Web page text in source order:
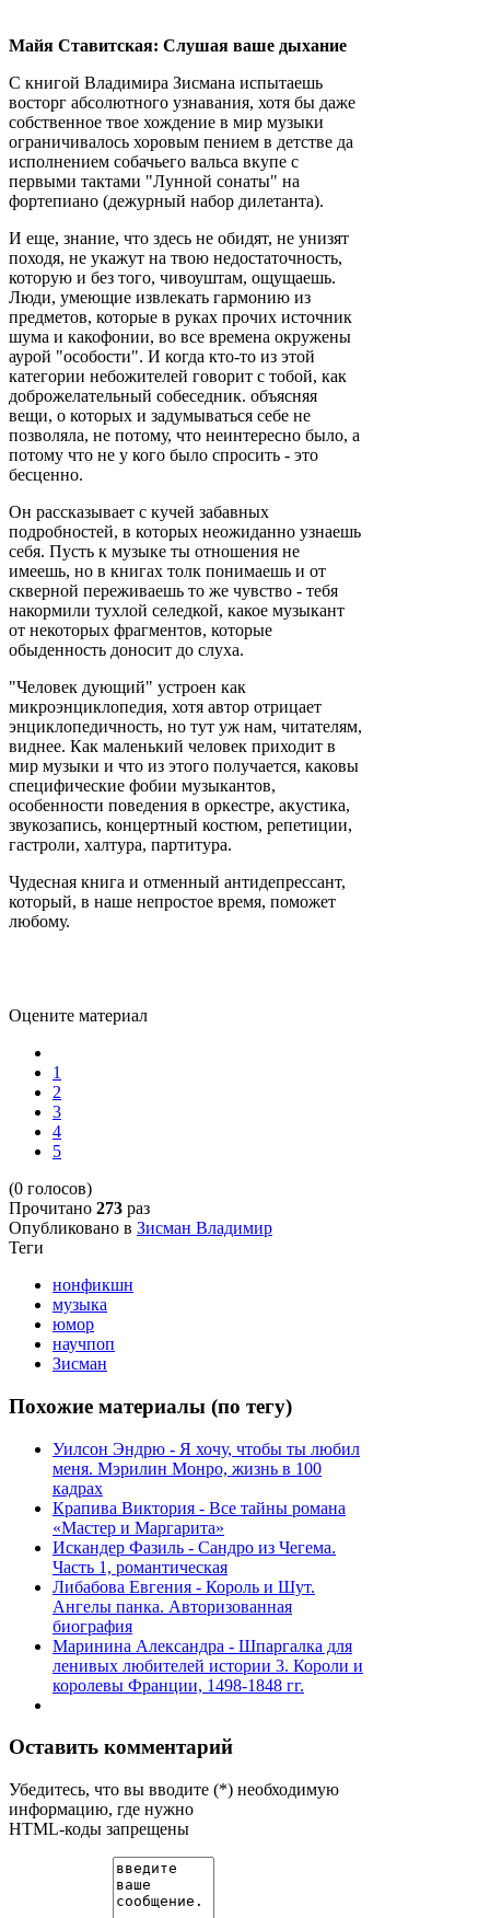
Майя Ставитская: Слушая ваше дыхание
С книгой Владимира Зисмана испытаешь
восторг абсолютного узнавания, хотя бы даже
собственное твое хождение в мир музыки
ограничивалось хоровым пением в детстве да
исполнением собачьего вальса вкупе с
первыми тактами "Лунной сонаты" на
фортепиано (дежурный набор дилетанта).
И еще, знание, что здесь не обидят, не унизят
походя, не укажут на твою недостаточность,
которую и без того, чивоуштам, ощущаешь.
Люди, умеющие извлекать гармонию из
предметов, которые в руках прочих источник
шума и какофонии, во все времена окружены
аурой "особости". И когда кто-то из этой
категории небожителей говорит с тобой, как
доброжелательный собеседник. объясняя
вещи, о которых и задумываться себе не
позволяла, не потому, что неинтересно было, а
потому что не у кого было спросить - это
бесценно.
Он рассказывает с кучей забавных
подробностей, в которых неожиданно узнаешь
себя. Пусть к музыке ты отношения не
имеешь, но в книгах толк понимаешь и от
скверной переживаешь то же чувство - тебя
накормили тухлой селедкой, какое музыкант
от некоторых фрагментов, которые
обыденность доносит до слуха.
"Человек дующий" устроен как
микроэнциклопедия, хотя автор отрицает
энциклопедичность, но тут уж нам, читателям,
виднее. Как маленький человек приходит в
мир музыки и что из этого получается, каковы
специфические фобии музыкантов,
особенности поведения в оркестре, акустика,
звукозапись, концертный костюм, репетиции,
гастроли, халтура, партитура.
Чудесная книга и отменный антидепрессант,
который, в наше непростое время, поможет
любому.
Оцените материал
1
2
3
4
5
(0 голосов)
Прочитано 273 раз
Опубликовано в Зисман Владимир
Теги
нонфикшн
музыка
юмор
научпоп
Зисман
Похожие материалы (по тегу)
Уилсон Эндрю - Я хочу, чтобы ты любил
меня. Мэрилин Монро, жизнь в 100
кадрах
Крапива Виктория - Все тайны романа
«Мастер и Маргарита»
Искандер Фазиль - Сандро из Чегема.
Часть 1, романтическая
Либабова Евгения - Король и Шут.
Ангелы панка. Авторизованная
биография
Маринина Александра - Шпаргалка для
ленивых любителей истории 3. Короли и
королевы Франции, 1498-1848 гг.
Оставить комментарий
Убедитесь, что вы вводите (*) необходимую
информацию, где нужно
HTML-коды запрещены